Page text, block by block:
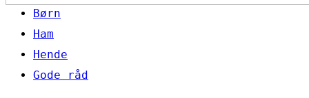
Børn
Ham
Hende
Gode råd